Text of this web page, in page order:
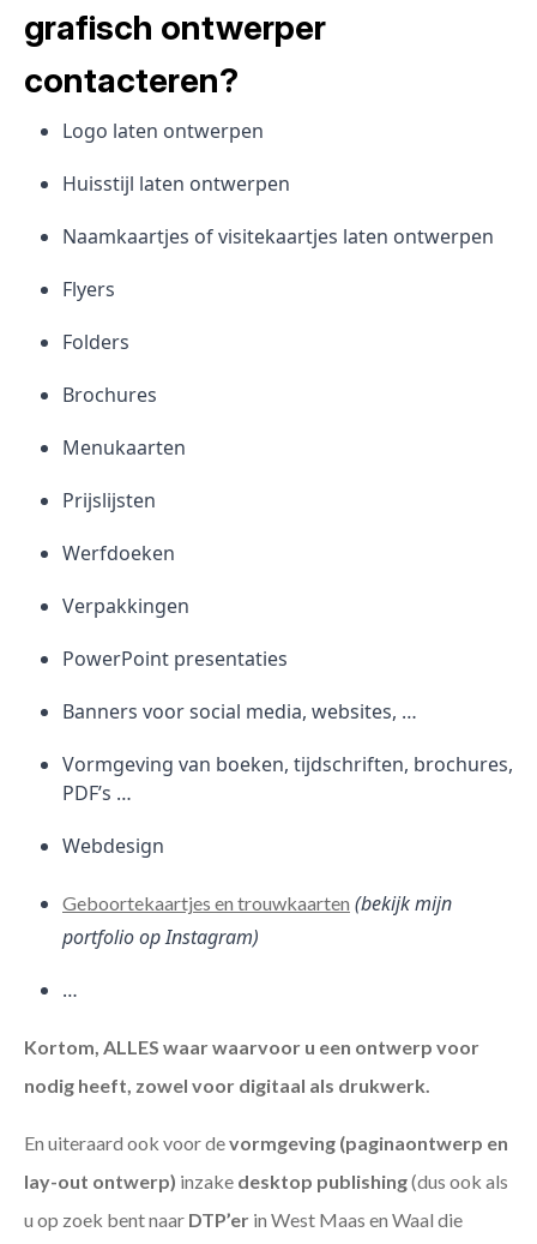
grafisch ontwerper
contacteren?
Logo laten ontwerpen
Huisstijl laten ontwerpen
Naamkaartjes of visitekaartjes laten ontwerpen
Flyers
Folders
Brochures
Menukaarten
Prijslijsten
Werfdoeken
Verpakkingen
PowerPoint presentaties
Banners voor social media, websites, …
Vormgeving van boeken, tijdschriften, brochures,
PDF’s …
Webdesign
Geboortekaartjes en trouwkaarten (bekijk mijn
portfolio op Instagram)
…
Kortom, ALLES waar waarvoor u een ontwerp voor
nodig heeft, zowel voor digitaal als drukwerk.
En uiteraard ook voor devormgeving (paginaontwerp en
lay-out ontwerp) inzake desktop publishing(dus ook als
u op zoek bent naar DTP’er in West Maas en Waal die